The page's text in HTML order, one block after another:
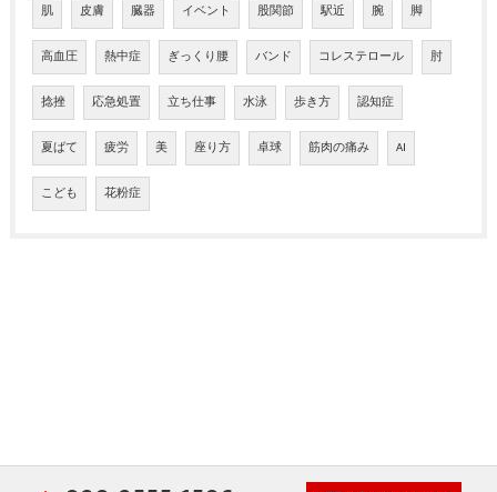
肌 皮膚 臓器 イベント 股関節 駅近 腕 脚
高血圧 熱中症 ぎっくり腰 バンド コレステロール 肘
捻挫 応急処置 立ち仕事 水泳 歩き方 認知症
夏ばて 疲労 美 座り方 卓球 筋肉の痛み AI
こども 花粉症